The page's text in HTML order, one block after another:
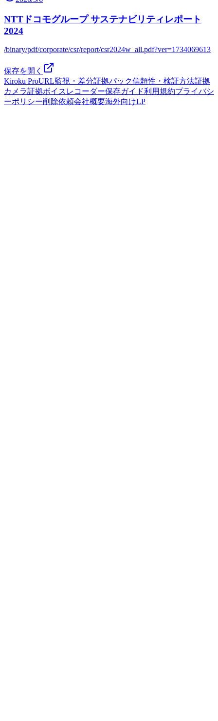
NTTドコモグループ サステナビリティレポート
2024
/binary/pdf/corporate/csr/report/csr2024w_all.pdf?ver=1734069613
保存を開く
Kiroku ProURL監視・差分証拠パック信頼性・検証方法証拠
カメラ証拠ボイスレコーダー保存ガイド利用規約プライバシ
ーポリシー削除依頼会社概要海外向けLP